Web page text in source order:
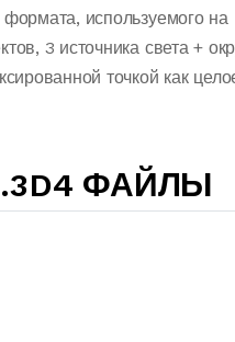
используемого на
3 источника света +
точкой как
ФАЙЛЫ